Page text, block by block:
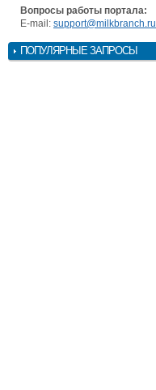
Вопросы работы портала:
E-mail: support@milkbranch.ru
ПОПУЛЯРНЫЕ ЗАПРОСЫ